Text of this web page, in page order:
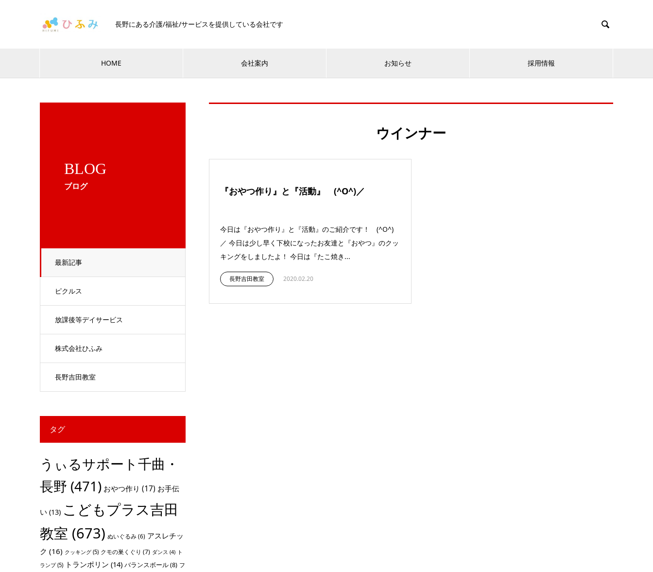
長野にある介護/福祉/サービスを提供している会社です 
HOME 会社案内 お知らせ 採用情報
BLOG
ブログ
最新記事
ピクルス
放課後等デイサービス
株式会社ひふみ
長野吉田教室
ウインナー
『おやつ作り』と『活動』 (^O^)／
今日は『おやつ作り』と『活動』のご紹介です！ (^O^)
／ 今日は少し早く下校になったお友達と『おやつ』のクッ
キングをしましたよ！ 今日は『たこ焼き...
長野吉田教室 2020.02.20
タグ
うぃるサポート千曲・
長野 (471) おやつ作り (17) お手伝
い (13) こどもプラス吉田
教室 (673) ぬいぐるみ(6) アスレチッ
ク (16) クッキング (5) クモの巣くぐり (7) ダンス (4) ト
ランプ(5) トランポリン (14) バランスボール(8) フ